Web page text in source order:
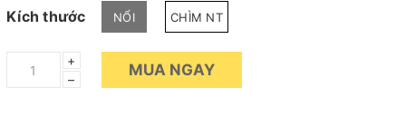
Kích thước NỔI CHÌM NT
+
–
MUA NGAY